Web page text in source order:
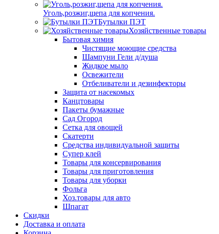
Уголь,розжиг,щепа для копчения.
Бутылки ПЭТ
Хозяйственные товары
Бытовая химия
Чистящие моющие средства
Шампуни Гели д/душа
Жидкое мыло
Освежители
Отбеливатели и дезинфекторы
Защита от насекомых
Канцтовары
Пакеты бумажные
Сад Огород
Сетка для овощей
Скатерти
Средства индивидуальной защиты
Супер клей
Товары для консервирования
Товары для приготовления
Товары для уборки
Фольга
Хоз.товары для авто
Шпагат
Скидки
Доставка и оплата